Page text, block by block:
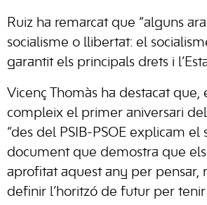
Ruiz ha remarcat que “alguns
socialisme o llibertat: el
garantit els principals drets i
Vicenç Thomàs ha destacat que,
compleix el primer aniversari
“des del PSIB-PSOE explicam el
document que demostra que els
aprofitat aquest any per pensar,
definir l’horitzó de futur per